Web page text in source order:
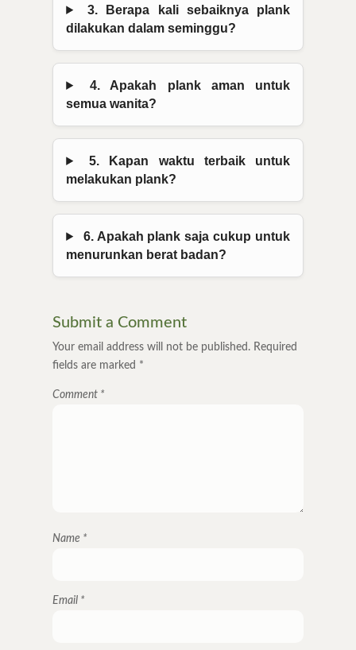
3. Berapa kali sebaiknya plank
dilakukan dalam seminggu?
4. Apakah plank aman untuk
semua wanita?
5. Kapan waktu terbaik untuk
melakukan plank?
6. Apakah plank saja cukup untuk
menurunkan berat badan?
Submit a Comment
Your email address will not be published. Required
fields are marked *
Comment *
Name *
Email *